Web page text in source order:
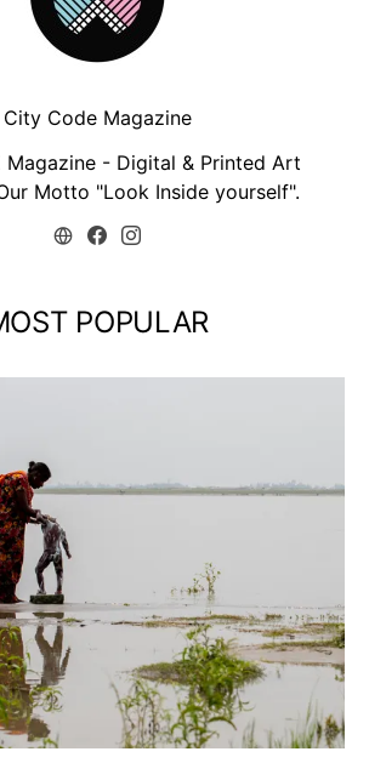
City Code Magazine
Magazine - Digital & Printed Art
Motto "Look Inside yourself".
POPULAR